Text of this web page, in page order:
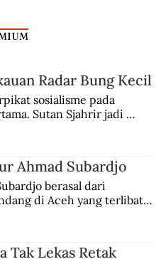
Proyek Tol
Radar Bung Kecil
sosialisme pada
Sutan Sjahrir jadi
Ahmad Subardjo
berasal dari
di Aceh yang terlibat
Tak Lekas Retak